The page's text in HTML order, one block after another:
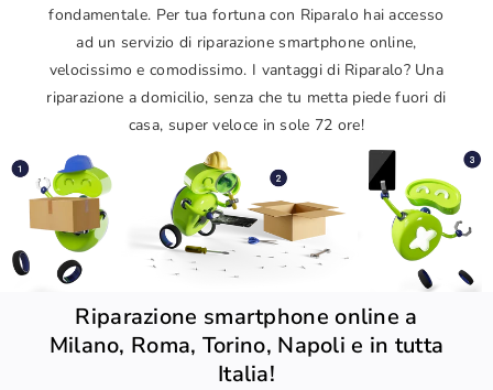
fondamentale. Per tua fortuna con Riparalo hai accesso
ad un servizio di riparazione smartphone online,
velocissimo e comodissimo. I vantaggi di Riparalo? Una
riparazione a domicilio, senza che tu metta piede fuori di
casa, super veloce in sole 72 ore!
Riparazione smartphone online a
Milano, Roma, Torino, Napoli e in tutta
Italia!